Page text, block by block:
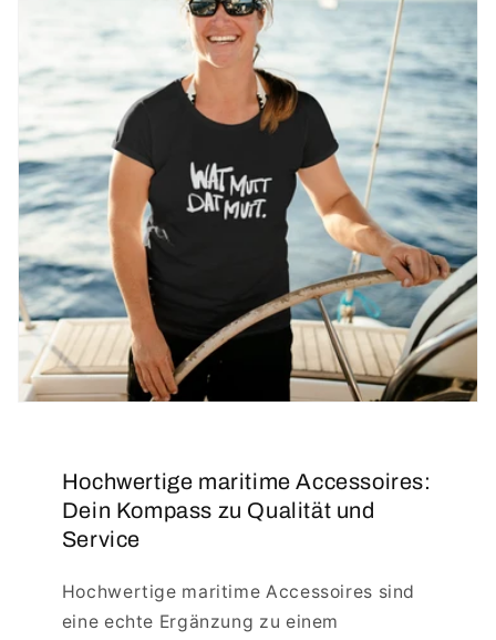
Hochwertige maritime Accessoires:
Dein Kompass zu Qualität und
Service
Hochwertige maritime Accessoires sind
eine echte Ergänzung zu einem